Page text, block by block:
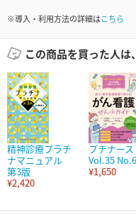
※導入・利用方法の詳細はこちら
この商品を買った人は
精神診療プラチ
ナマニュアル
第3版
¥2,420
プチナース
Vol.35 No.6
¥1,650